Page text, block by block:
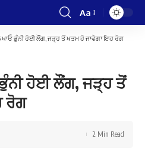
Font
Resizer
Aa
ਖਾਓ ਭੁੰਨੀ ਹੋਈ ਲੌਂਗ, ਜੜ੍ਹ ਤੋਂ ਖਤਮ ਹੋ ਜਾਵੇਗਾ ਇਹ ਰੋਗ
ਹੋਈ ਲੌਂਗ, ਜੜ੍ਹ ਤੋਂ
ਰੋਗ
2 Min Read